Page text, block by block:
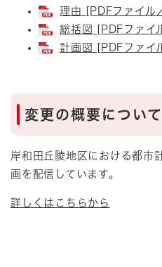
理由 [PDFファイル
総括図 [PDFファイ
計画図 [PDFファイ
変更の概要について
岸和田丘陵地区における都市
画を配信しています。
詳しくはこちらから